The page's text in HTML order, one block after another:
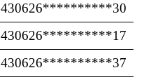
430626**********30
430626**********17
430626**********37